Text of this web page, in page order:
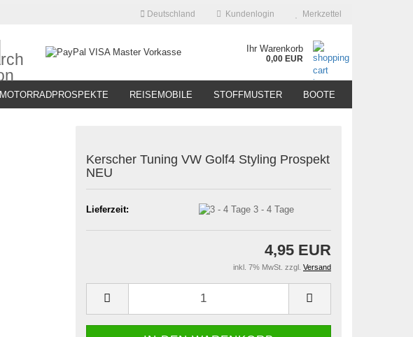
Deutschland Kundenlogin Merkzettel
Ihr Warenkorb
0,00 EUR
MOTORRADPROSPEKTE REISEMOBILE STOFFMUSTER BOOTE
Kerscher Tuning VW Golf4 Styling Prospekt
NEU
Lieferzeit: 3 - 4 Tage
4,95 EUR
inkl. 7% MwSt. zzgl. Versand